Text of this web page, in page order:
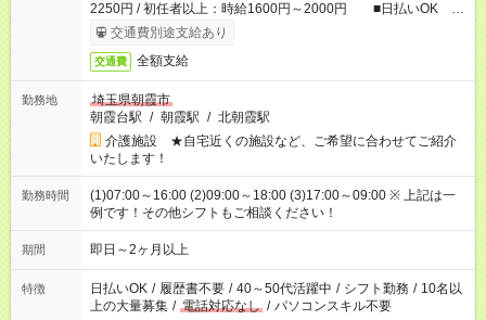
2250円 / 初任者以上：時給1600円～2000円 ■日払いOK ■
日収例：1万2000円（時給1500円×8h）
交通費別途支給あり
交通費 全額支給
勤務地
埼玉県朝霞市
朝霞台駅 / 朝霞駅 / 北朝霞駅
介護施設 ★自宅近くの施設など、ご希望に合わせてご紹介
いたします！
勤務時間
(1)07:00～16:00 (2)09:00～18:00 (3)17:00～09:00 ※ 上記は一
例です！その他シフトもご相談ください！
期間 即日～2ヶ月以上
特徴 日払いOK / 履歴書不要 / 40～50代活躍中 / シフト勤務 / 10名以
上の大量募集 / 電話対応なし / パソコンスキル不要